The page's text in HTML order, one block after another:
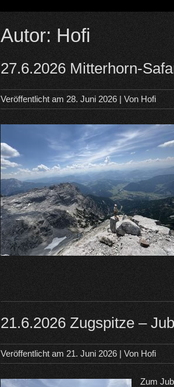
Autor: Hofi
27.6.2026 Mitterhorn-
Veröffentlicht am 28. Juni 2026 | Von Hofi
21.6.2026 Zugspitze –
Veröffentlicht am 21. Juni 2026 | Von Hofi
Zum